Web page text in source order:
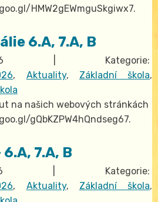
HMW2gEWmguSkgiwx7.
6.A, 7.A, B
| Kategorie:
, Aktuality, Základní škola,
na našich webových stránkách
gQbKZPW4hQndseg67.
7.A, B
| Kategorie:
, Aktuality, Základní škola,